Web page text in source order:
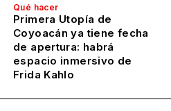
Qué hacer
Primera Utopía de
Coyoacán ya tiene fecha
de apertura: habrá
espacio inmersivo de
Frida Kahlo